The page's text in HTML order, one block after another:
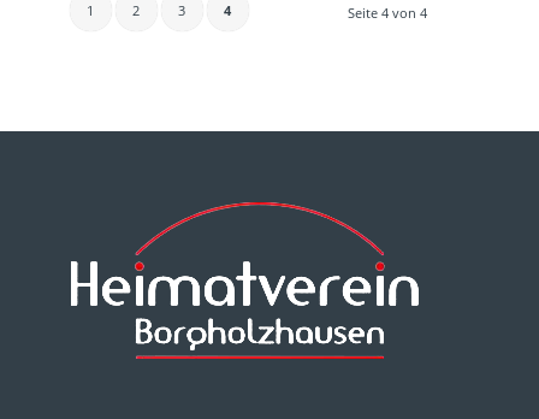
Seite 4 von 4
1 2 3 4